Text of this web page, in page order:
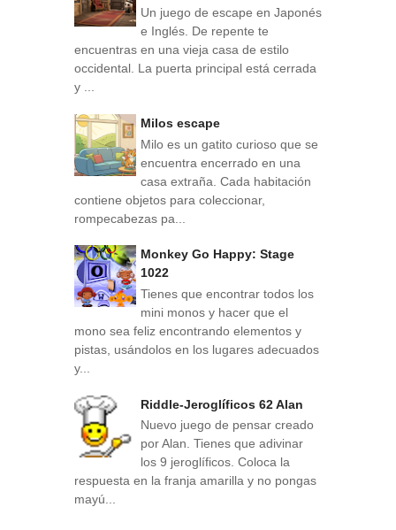
Un juego de escape en Japonés
e Inglés. De repente te
encuentras en una vieja casa de estilo
occidental. La puerta principal está cerrada
y ...
Milos escape
Milo es un gatito curioso que se
encuentra encerrado en una
casa extraña. Cada habitación
contiene objetos para coleccionar,
rompecabezas pa...
Monkey Go Happy: Stage
1022
Tienes que encontrar todos los
mini monos y hacer que el
mono sea feliz encontrando elementos y
pistas, usándolos en los lugares adecuados
y...
Riddle-Jeroglíficos 62 Alan
Nuevo juego de pensar creado
por Alan. Tienes que adivinar
los 9 jeroglíficos. Coloca la
respuesta en la franja amarilla y no pongas
mayú...